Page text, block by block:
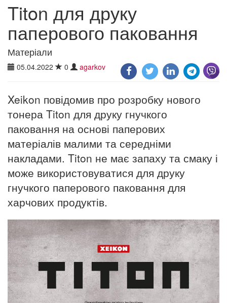
Titon для друку
паперового паковання
Матеріали
05.04.2022 0 agarkov
Xeikon повідомив про розробку нового
тонера Titon для друку гнучкого
паковання на основі паперових
матеріалів малими та середніми
накладами. Titon не має запаху та смаку і
може використовуватися для друку
гнучкого паперового паковання для
харчових продуктів.